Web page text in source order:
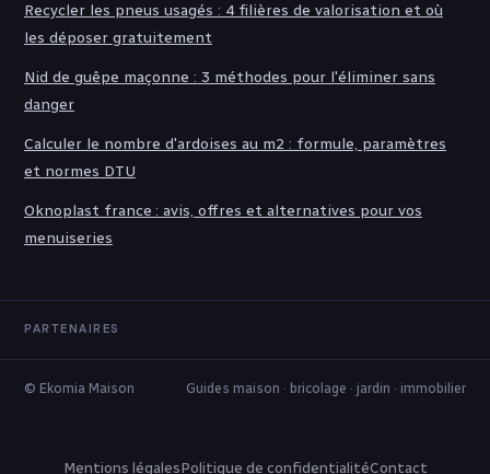
Recycler les pneus usagés : 4 filières de valorisation et où
les déposer gratuitement
Nid de guêpe maçonne : 3 méthodes pour l'éliminer sans
danger
Calculer le nombre d'ardoises au m2 : formule, paramètres
et normes DTU
Oknoplast france : avis, offres et alternatives pour vos
menuiseries
PARTENAIRES
© Ekomia Maison Guides maison · bricolage · jardin · immobilier
Mentions légalesPolitique de confidentialitéContact